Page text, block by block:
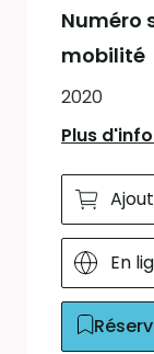
Numéro
mobilité
2020
Plus
En